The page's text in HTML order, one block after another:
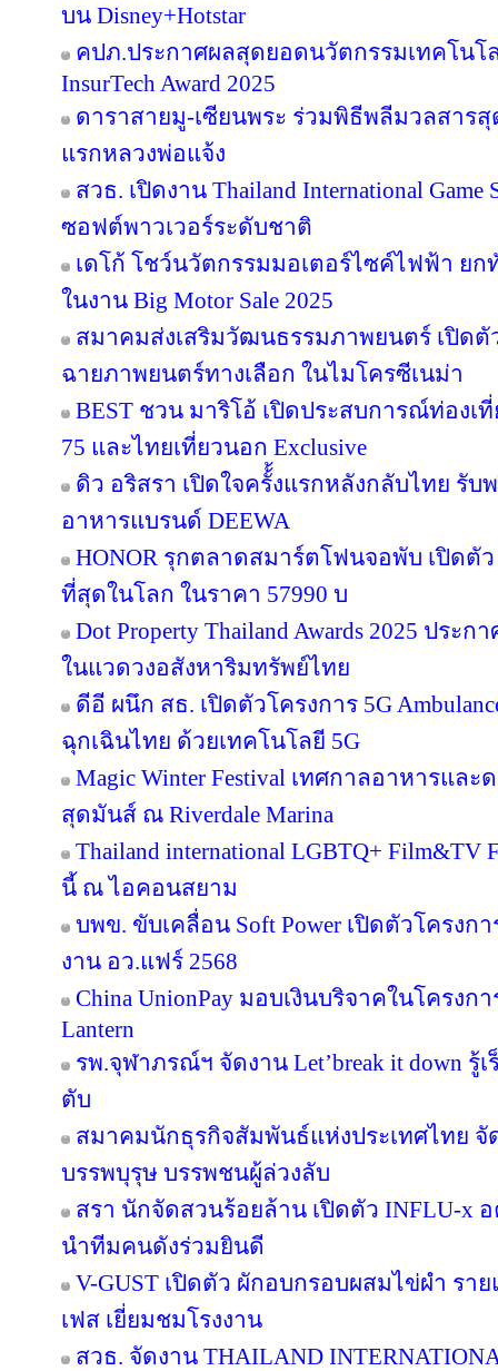
บน Disney+Hotstar
คปภ.ประกาศผลสุดยอดนวัตกรรมเทคโนโ
InsurTech Award 2025
ดาราสายมู-เซียนพระ ร่วมพิธีพลีมวลสาร
แรกหลวงพ่อแจ้ง
สวธ. เปิดงาน Thailand International Game
ซอฟต์พาวเวอร์ระดับชาติ
เดโก้ โชว์นวัตกรรมมอเตอร์ไซค์ไฟฟ้า ยก
ในงาน Big Motor Sale 2025
สมาคมส่งเสริมวัฒนธรรมภาพยนตร์ เปิดตั
ฉายภาพยนตร์ทางเลือก ในไมโครซีเนม่า
BEST ชวน มาริโอ้ เปิดประสบการณ์ท่องเ
75 และไทยเที่ยวนอก Exclusive
ดิว อริสรา เปิดใจครั้้งแรกหลังกลับไทย รั
อาหารแบรนด์ DEEWA
HONOR รุกตลาดสมาร์ตโฟนจอพับ เปิดตัว
ที่สุดในโลก ในราคา 57990 บ
Dot Property Thailand Awards 2025 ประ
ในแวดวงอสังหาริมทรัพย์ไทย
ดีอี ผนึก สธ. เปิดตัวโครงการ 5G
ฉุกเฉินไทย ด้วยเทคโนโลยี 5G
Magic Winter Festival เทศกาลอาหารแ
สุดมันส์ ณ Riverdale Marina
Thailand international LGBTQ+ Film&TV
นี้ ณ ไอคอนสยาม
บพข. ขับเคลื่อน Soft Power เปิดตัวโครง
งาน อว.แฟร์ 2568
China UnionPay มอบเงินบริจาคในโครงกา
Lantern
รพ.จุฬาภรณ์ฯ จัดงาน Let’break it down รู้
ตับ
สมาคมนักธุรกิจสัมพันธ์แห่งประเทศไทย
บรรพบุรุษ บรรพชนผู้ล่วงลับ
สรา นักจัดสวนร้อยล้าน เปิดตัว INFLU-x
นำทีมคนดังร่วมยินดี
V-GUST เปิดตัว ผักอบกรอบผสมไข่ผำ รา
เฟส เยี่ยมชมโรงงาน
สวธ. จัดงาน THAILAND